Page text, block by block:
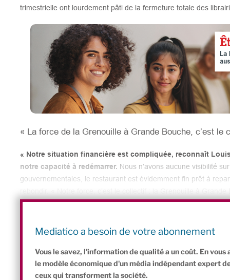
trimestrielle ont lourdement pâti de la fermeture totale des
« La force de la Grenouille à Grande Bouche, c’est le
« Notre situation financière est compliquée, reconnaît
notre capacité à redémarrer. Nous n’avons aucune visibilité
gouvernementales, le restaurant est évidemment fin prêt à
partenaires très engagés à nos côtés, et une communauté de
est désormais bien ancré dans son quartier. Et il bénéficie
Mediatico a besoin de votre abonnement
Vous le savez, l'information de qualité a un coût. En
le modèle économique d'un média indépendant expert
ceux qui transforment la société.